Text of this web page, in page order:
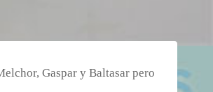
Gaspar y Baltasar pero